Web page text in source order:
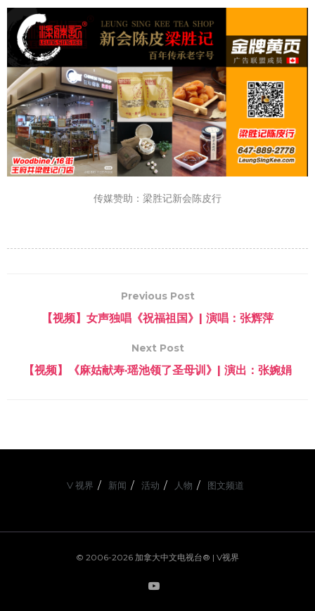
传媒赞助：梁胜记新会陈皮行
Previous Post
【视频】女声独唱《祝福祖国》| 演唱：张辉萍
Next Post
【视频】《麻姑献寿·瑶池领了圣母训》| 演出：张婉娟
V 视界 新闻 活动 人物 图文频道
© 2006-2026 加拿大中文电视台® | V视界